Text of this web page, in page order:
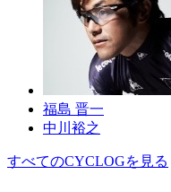
福島 晋一
中川裕之
すべてのCYCLOGを見る